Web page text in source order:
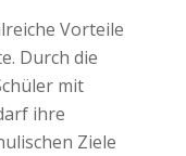
Vorteile
Durch die
mit
ihre
Ziele